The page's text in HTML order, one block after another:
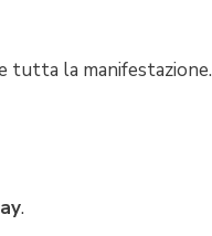
tutta la manifestazione.
.